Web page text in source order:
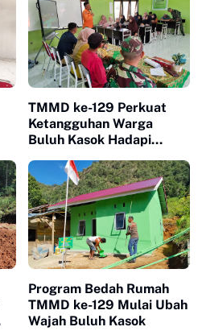
TMMD ke-129 Perkuat
Ketangguhan Warga
Buluh Kasok Hadapi
Program Bedah Rumah
TMMD ke-129 Mulai Ubah
Wajah Buluh Kasok